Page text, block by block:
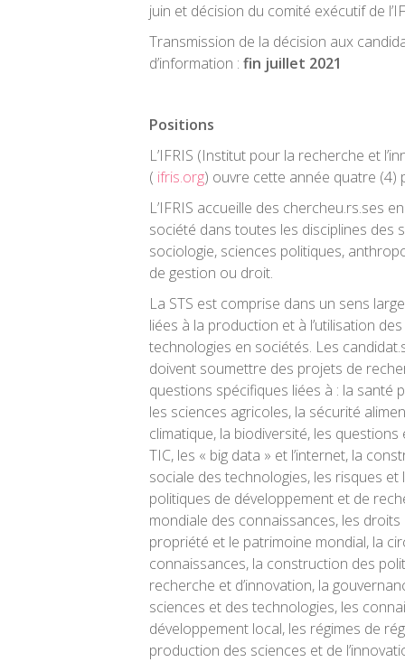
juin et décision du comité exécutif de
Transmission de la décision aux
d’information : fin juillet 2021
Positions
L’IFRIS (Institut pour la recherche et
( ifris.org) ouvre cette année quatre
L’IFRIS accueille des chercheu.rs.ses
société dans toutes les disciplines des
sociologie, sciences politiques,
de gestion ou droit.
La STS est comprise dans un sens
liées à la production et à l’utilisation
technologies en sociétés. Les
doivent soumettre des projets de
questions spécifiques liées à : la santé
les sciences agricoles, la sécurité
climatique, la biodiversité, les
TIC, les « big data » et l’internet, la
sociale des technologies, les risques
politiques de développement et de
mondiale des connaissances, les
propriété et le patrimoine mondial, la
connaissances, la construction des
recherche et d’innovation, la
sciences et des technologies, les
développement local, les régimes de
production des sciences et de